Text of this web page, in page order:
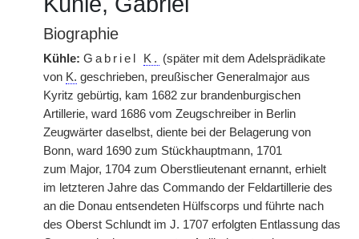
Biographie
Kühle: Gabriel K. (später mit dem Adelsprädikate
von K. geschrieben, preußischer Generalmajor aus
Kyritz gebürtig, kam 1682 zur brandenburgischen
Artillerie, ward 1686 vom Zeugschreiber in Berlin
Zeugwärter daselbst, diente bei der Belagerung von
Bonn, ward 1690 zum Stückhauptmann, 1701
zum Major, 1704 zum Oberstlieutenant ernannt, erhielt
im letzteren Jahre das Commando der Feldartillerie des
an die Donau entsendeten Hülfscorps und führte nach
des Oberst Schlundt im J. 1707 erfolgten Entlassung das